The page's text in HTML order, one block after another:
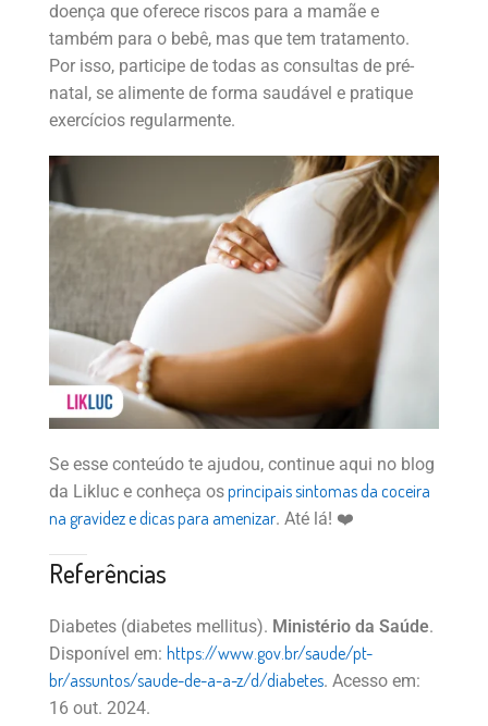
doença que oferece riscos para a mamãe e
também para o bebê, mas que tem tratamento.
Por isso, participe de todas as consultas de pré-
natal, se alimente de forma saudável e pratique
exercícios regularmente.
Se esse conteúdo te ajudou, continue aqui no blog
da Likluc e conheça osprincipais sintomas da coceira
na gravidez e dicas para amenizar. Até lá! ❤️
Referências
Diabetes (diabetes mellitus). Ministério da Saúde.
Disponível em: https://www.gov.br/saude/pt-
br/assuntos/saude-de-a-a-z/d/diabetes. Acesso em:
16 out. 2024.